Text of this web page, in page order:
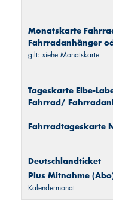
Monats­karte
Fahrradanhänger
gilt: siehe Monatskarte
Tageskarte Elbe-
Fahrrad/
Fahrradtageskarte
Deutschlandticket
Plus Mitnahme
Kalendermonat